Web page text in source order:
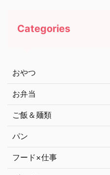
Categories
おやつ
お弁当
ご飯＆麺類
パン
フード×仕事